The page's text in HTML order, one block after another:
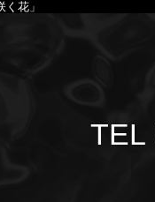
花」
TEL